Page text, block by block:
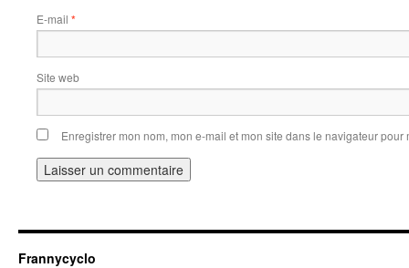
E-mail *
Site web
Enregistrer mon nom, mon e-mail et mon site dans le navigateur
Frannycyclo